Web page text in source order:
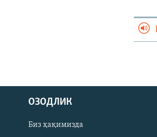
ОЗОДЛИК
Биз ҳақимизда